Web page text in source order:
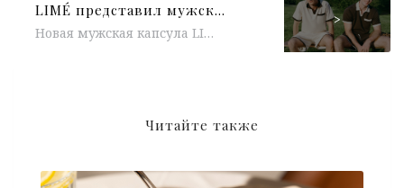
LIMÉ представил мужскую капсулу, вдохновленную эстетикой тенниса
Новая мужская капсула LIMÉ обращается к эстетике тенниса — спорта, в котором сочетаются интеллектуальность, динамика и выверенный стиль. Коллекция вдохновлена...
>
Читайте также